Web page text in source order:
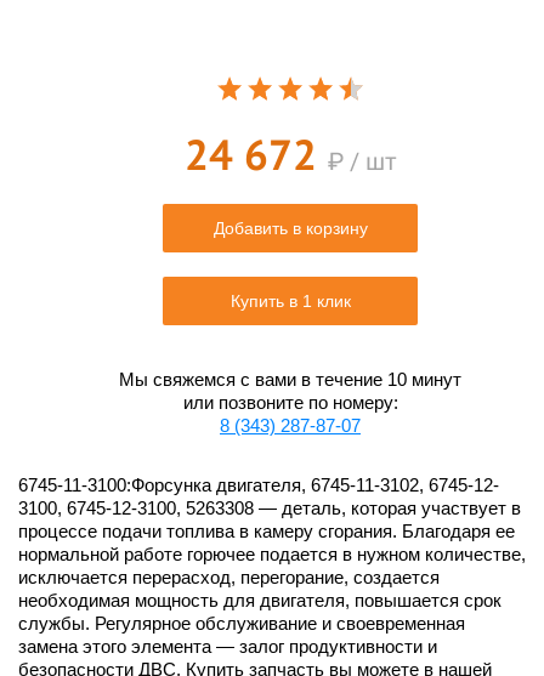
24 672 ₽ / шт
Добавить в корзину
Купить в 1 клик
Мы свяжемся с вами в течение 10 минут
или позвоните по номеру:
8 (343) 287-87-07
6745-11-3100:Форсунка двигателя, 6745-11-3102, 6745-12-
3100, 6745-12-3100, 5263308 — деталь, которая участвует в
процессе подачи топлива в камеру сгорания. Благодаря ее
нормальной работе горючее подается в нужном количестве,
исключается перерасход, перегорание, создается
необходимая мощность для двигателя, повышается срок
службы. Регулярное обслуживание и своевременная
замена этого элемента — залог продуктивности и
безопасности ДВС. Купить запчасть вы можете в нашей